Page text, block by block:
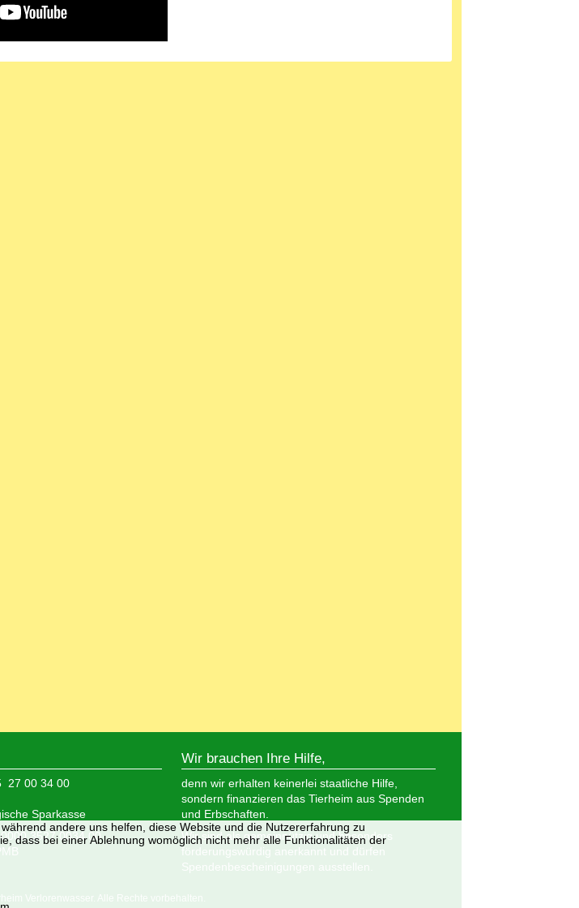
27 00 34 00
Sparkasse
3527 0034 00
Wir brauchen Ihre Hilfe,
denn wir erhalten keinerlei staatliche Hilfe,
sondern finanzieren das Tierheim aus Spenden
und Erbschaften.
Wir sind als gemeinnützig und besonders
förderungswürdig anerkannt und dürfen
Spendenbescheinigungen ausstellen.
Verlorenwasser. Alle Rechte vorbehalten.
andere uns helfen, diese Website und die Nutzererfahrung zu
dass bei einer Ablehnung womöglich nicht mehr alle Funktionalitäten der